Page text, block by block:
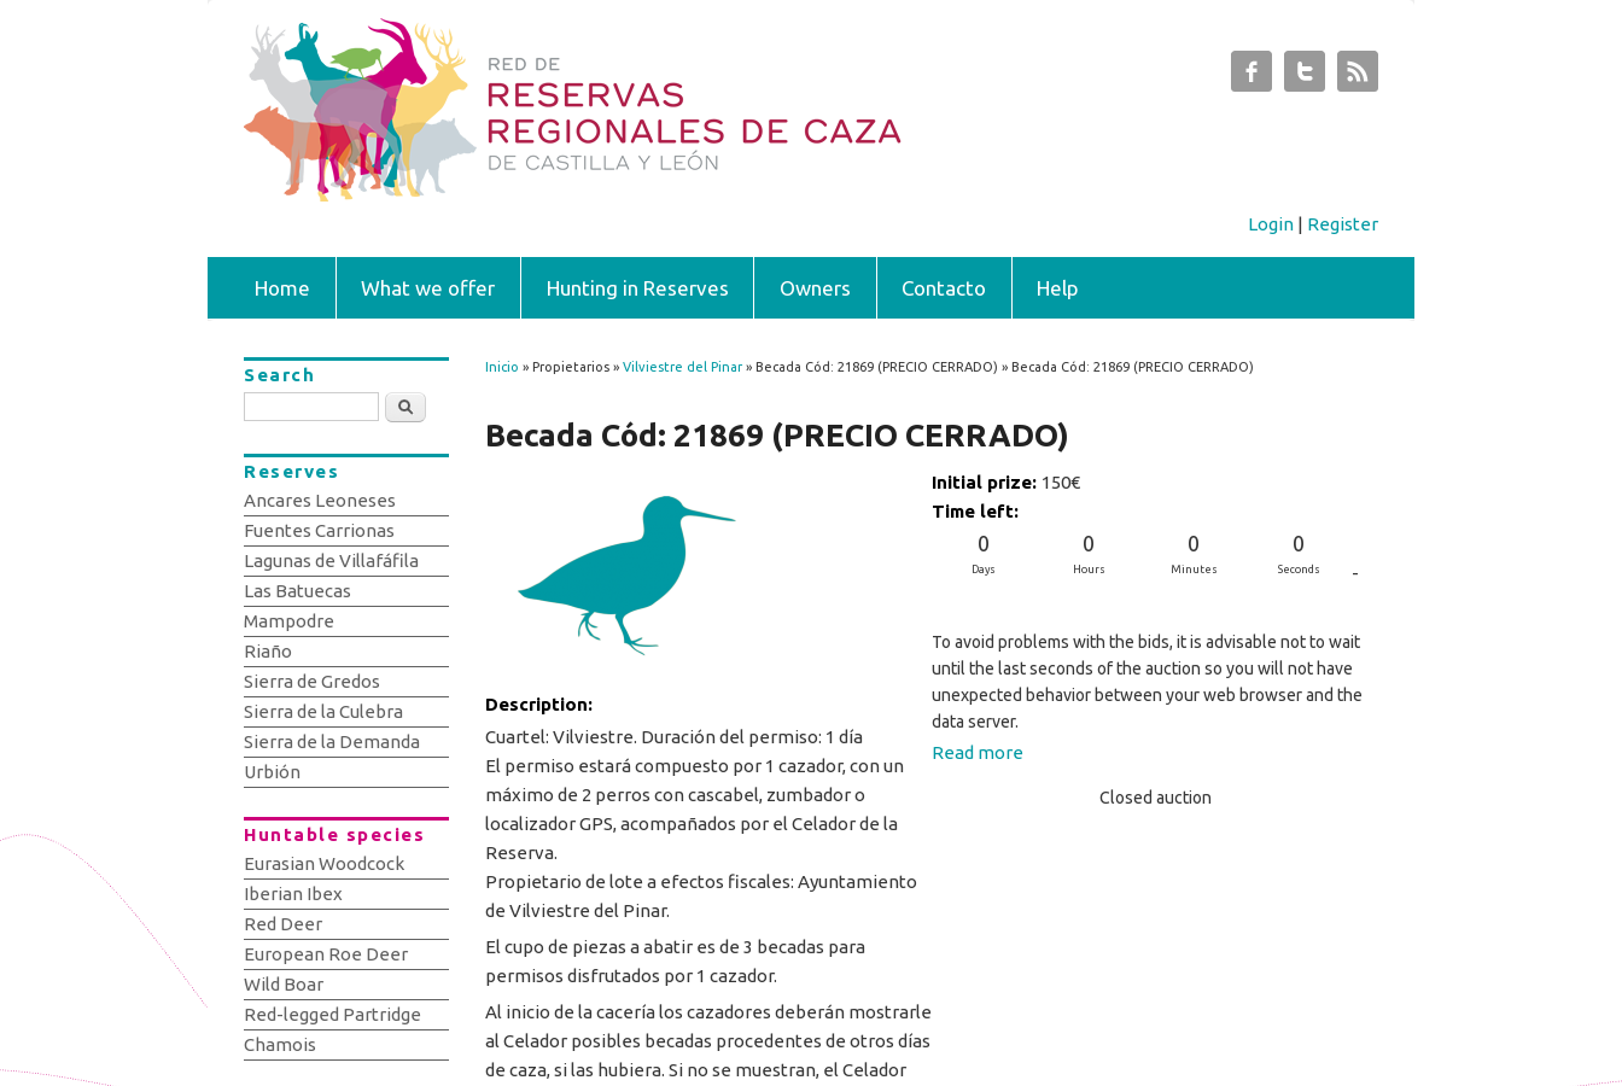
Login | Register
Home What we offer Hunting in Reserves Owners Contacto Help
You are here
Inicio » Propietarios » Vilviestre del Pinar » Becada Cód: 21869 (PRECIO CERRADO) » Becada Cód: 21869 (PRECIO CERRADO)
Becada Cód: 21869 (PRECIO CERRADO)
Description:
Cuartel: Vilviestre. Duración del permiso: 1 día
El permiso estará compuesto por 1 cazador, con un
máximo de 2 perros con cascabel, zumbador o
localizador GPS, acompañados por el Celador de la
Reserva.
Propietario de lote a efectos fiscales: Ayuntamiento
de Vilviestre del Pinar.
El cupo de piezas a abatir es de 3 becadas para
permisos disfrutados por 1 cazador.
Al inicio de la cacería los cazadores deberán mostrarle
al Celador posibles becadas procedentes de otros días
de caza, si las hubiera. Si no se muestran, el Celador
Initial prize: 150€
Time left:
0
Days
0
Hours
0
Minutes
0
Seconds -
To avoid problems with the bids, it is advisable not to wait
until the last seconds of the auction so you will not have
unexpected behavior between your web browser and the
data server.
Read more
Closed auction
Search
Search
Reserves
Ancares Leoneses
Fuentes Carrionas
Lagunas de Villafáfila
Las Batuecas
Mampodre
Riaño
Sierra de Gredos
Sierra de la Culebra
Sierra de la Demanda
Urbión
Huntable species
Eurasian Woodcock
Iberian Ibex
Red Deer
European Roe Deer
Wild Boar
Red-legged Partridge
Chamois